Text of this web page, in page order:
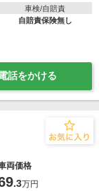
車検/自賠責
自賠責保険無し
話をかける
両価格
.3万円